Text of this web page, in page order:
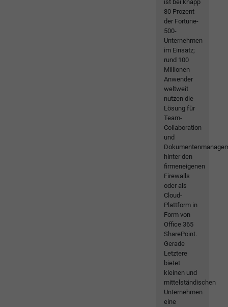
ist bei knapp
80 Prozent
der Fortune-
500-
Unternehmen
im Einsatz;
rund 100
Millionen
Anwender
weltweit
nutzen die
Lösung für
Team-
Collaboration
und
hinter den
firmeneigenen
Firewalls
oder als
Cloud-
Plattform in
Form von
Office 365
SharePoint.
Gerade
Letztere
bietet
kleinen und
mittelständischen
Unternehmen
eine